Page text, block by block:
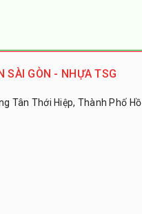
SÀI GÒN - NHỰA TSG
Tân Thới Hiệp, Thành Phố Hồ